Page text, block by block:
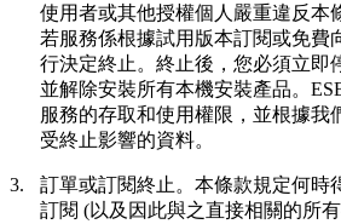
使用者或其他授權個人嚴重違反本
若服務係根據試用版本訂閱或免費
行決定終止。終止後，您必須立即
並解除安裝所有本機安裝產品。
服務的存取和使用權限，並根據我
受終止影響的資料。
3. 訂單或訂閱終止。 本條款規定何時
訂閱 (以及因此與之直接相關的所